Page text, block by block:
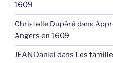
1609
Christelle Dupéré dans
Angers en 1609
JEAN Daniel dans Les